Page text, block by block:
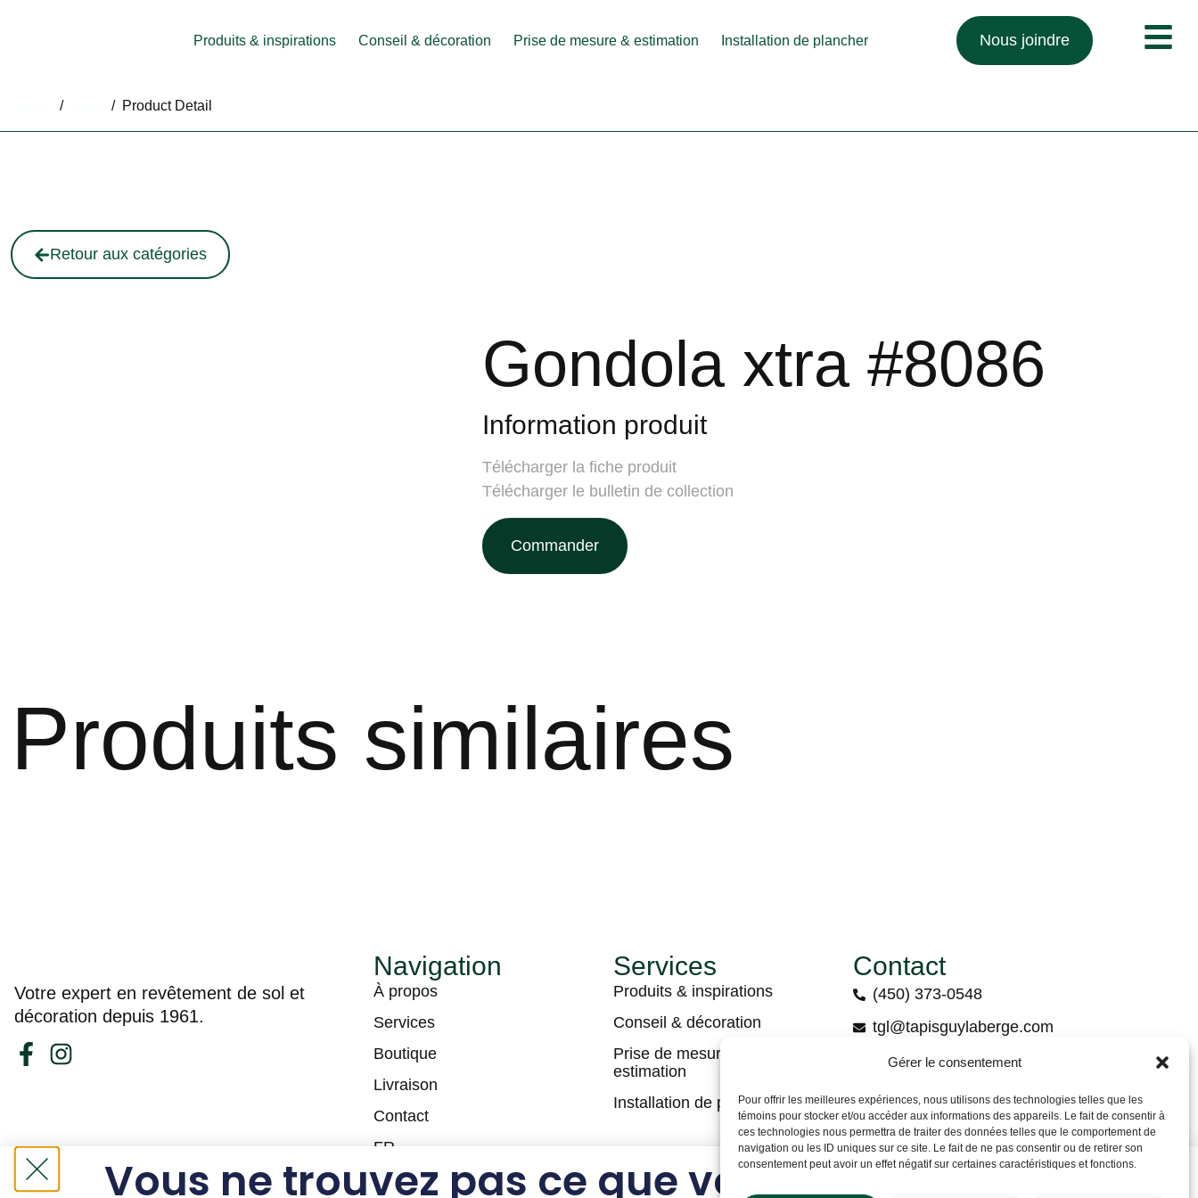
Gérer le consentement
Pour offrir les meilleures expériences, nous utilisons des technologies telles que les
témoins pour stocker et/ou accéder aux informations des appareils. Le fait de consentir à
ces technologies nous permettra de traiter des données telles que le comportement de
navigation ou les ID uniques sur ce site. Le fait de ne pas consentir ou de retirer son
consentement peut avoir un effet négatif sur certaines caractéristiques et fonctions.
Produits & inspirations Conseil & décoration Prise de mesure & estimation Installation de plancher Nous joindre
/ / Product Detail
Retour aux catégories
Gondola xtra #8086
Information produit
Télécharger la fiche produit
Télécharger le bulletin de collection
Commander
Produits similaires
Votre expert en revêtement de sol et
décoration depuis 1961.
Navigation
À propos
Services
Boutique
Livraison
Contact
FR
Services
Produits & inspirations
Conseil & décoration
Prise de mesures &
estimation
Installation de plancher
Contact
(450) 373-0548
tgl@tapisguylaberge.com
3275 Bd Monseigneur-Langlois, Salaberry-
Vous ne trouvez pas ce que vous